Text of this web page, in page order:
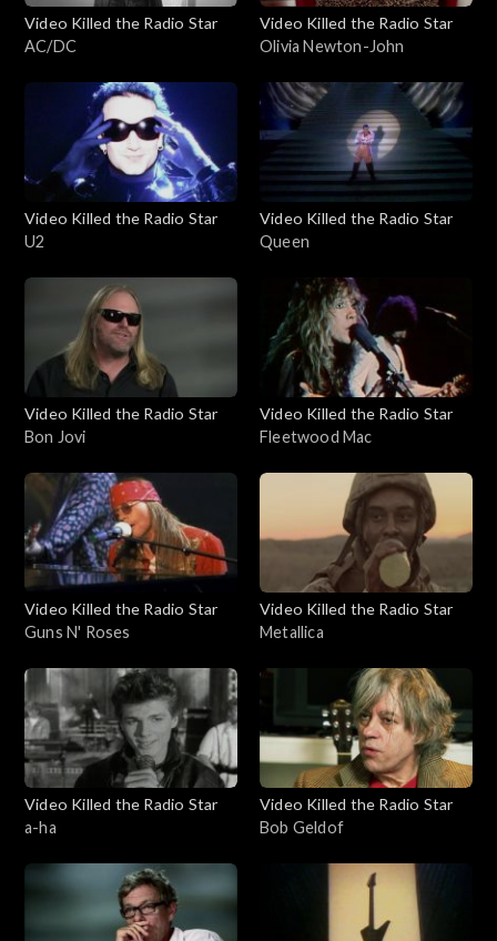
Video Killed the Radio Star
AC/DC
Video Killed the Radio Star
Olivia Newton-John
Video Killed the Radio Star
U2
Video Killed the Radio Star
Queen
Video Killed the Radio Star
Bon Jovi
Video Killed the Radio Star
Fleetwood Mac
Video Killed the Radio Star
Guns N' Roses
Video Killed the Radio Star
Metallica
Video Killed the Radio Star
a-ha
Video Killed the Radio Star
Bob Geldof